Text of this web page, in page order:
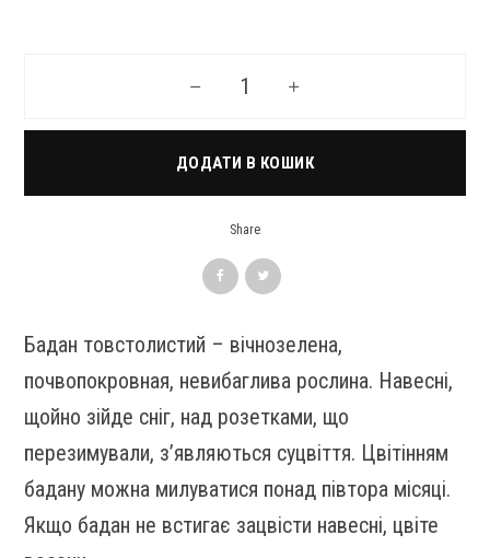
Бадан товстолистий – вічнозелена,
почвопокровная, невибаглива рослина. Навесні,
щойно зійде сніг, над розетками, що
перезимували, з’являються суцвіття. Цвітінням
бадану можна милуватися понад півтора місяці.
Якщо бадан не встигає зацвісти навесні, цвіте
Бадан (Bergenia) кількість
ДОДАТИ В КОШИК
Share